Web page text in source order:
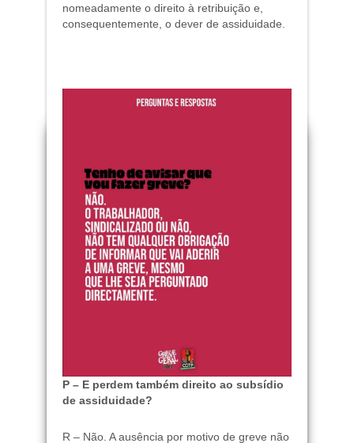
nomeadamente o direito à retribuição e,
consequentemente, o dever de assiduidade.
P – E perdem também direito ao subsídio
de assiduidade?
R – Não. A ausência por motivo de greve não